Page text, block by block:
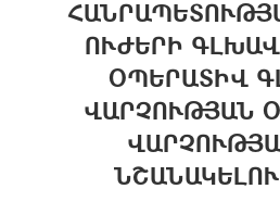
ՈՒԺԵՐԻ
ՕՊԵՐԱՏԻՎ
ՎԱՐՉՈՒԹՅԱՆ